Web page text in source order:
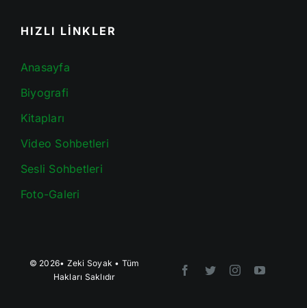
HIZLI LİNKLER
Anasayfa
Biyografi
Kitapları
Video Sohbetleri
Sesli Sohbetleri
Foto-Galeri
© 2026• Zeki Soyak • Tüm
Hakları Saklıdır